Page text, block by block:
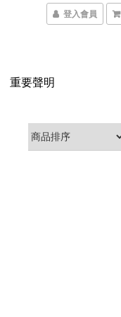
登入會員
重要聲明